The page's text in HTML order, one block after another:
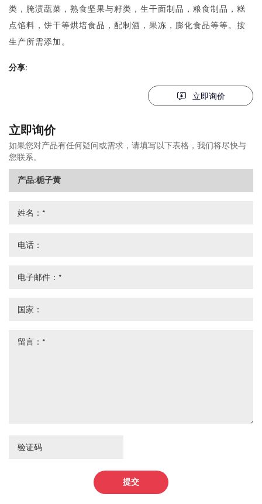
类，腌渍蔬菜，熟食坚果与籽类，生干面制品，粮食制品，糕
点馅料，饼干等烘培食品，配制酒，果冻，膨化食品等等。按
生产所需添加。
分享:
立即询价
立即询价
如果您对产品有任何疑问或需求，请填写以下表格，我们将尽快与
您联系。
提交